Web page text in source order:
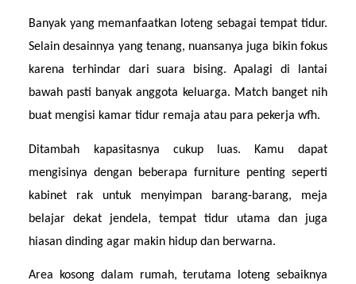
Banyak yang memanfaatkan loteng sebagai tempat tidur.
Selain desainnya yang tenang, nuansanya juga bikin fokus
karena terhindar dari suara bising. Apalagi di lantai
bawah pasti banyak anggota keluarga. Match banget nih
buat mengisi kamar tidur remaja atau para pekerja wfh.
Ditambah kapasitasnya cukup luas. Kamu dapat
mengisinya dengan beberapa furniture penting seperti
kabinet rak untuk menyimpan barang-barang, meja
belajar dekat jendela, tempat tidur utama dan juga
hiasan dinding agar makin hidup dan berwarna.
Area kosong dalam rumah, terutama loteng sebaiknya